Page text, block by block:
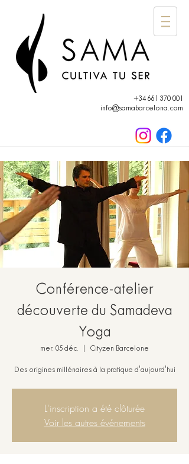
+34 661 370 001
info@samabarcelona.com
Conférence-atelier
découverte du Samadeva
Yoga
mer. 05 déc. Cityzen Barcelone
Des origines millénaires à la pratique d'aujourd'hui
L'inscription a été clôturée
Voir les autres événements